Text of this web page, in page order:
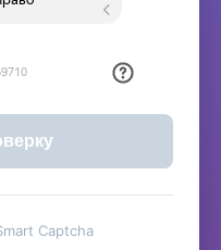
Captcha